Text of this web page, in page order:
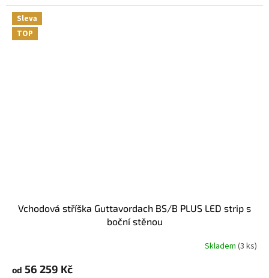
Sleva
TOP
Vchodová stříška Guttavordach BS/B PLUS LED strip s
boční stěnou
Skladem (3 ks)
od 56 259 Kč